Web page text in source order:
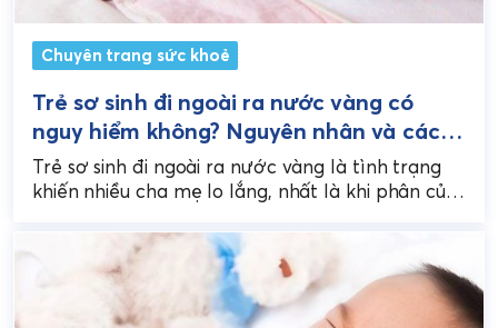
Chuyên trang sức khoẻ
Trẻ sơ sinh đi ngoài ra nước vàng có
nguy hiểm không? Nguyên nhân và cách
xử lý
Trẻ sơ sinh đi ngoài ra nước vàng là tình trạng
khiến nhiều cha mẹ lo lắng, nhất là khi phân của